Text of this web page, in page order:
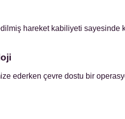
hareket kabiliyeti sayesinde
ederken çevre dostu bir